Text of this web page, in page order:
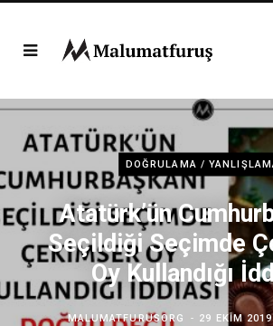
DOĞRULAMA /
Atatürk’ün
Seçildiği Seçimde
Oy Kullandığı
MALUMATFURUSORG 29 EKIM 2019